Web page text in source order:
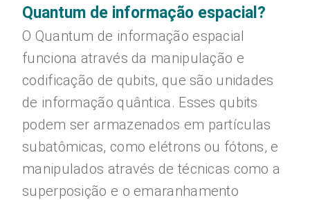
Quantum de informação espacial?
O Quantum de informação espacial
funciona através da manipulação e
codificação de qubits, que são unidades
de informação quântica. Esses qubits
podem ser armazenados em partículas
subatômicas, como elétrons ou fótons, e
manipulados através de técnicas como a
superposição e o emaranhamento